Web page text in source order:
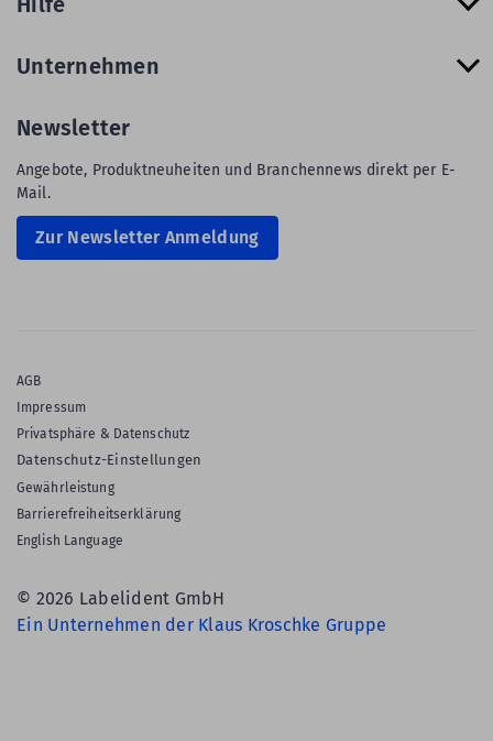
Unternehmen
Newsletter
Angebote, Produktneuheiten und Branchennews direkt per E-
Mail.
Zur Newsletter Anmeldung
AGB
Impressum
Privatsphäre & Datenschutz
Datenschutz-Einstellungen
Gewährleistung
Barrierefreiheitserklärung
English Language
© 2026 Labelident GmbH
Ein Unternehmen der Klaus Kroschke Gruppe